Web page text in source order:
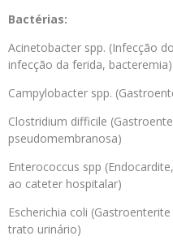
Bactérias:
Acinetobacter spp. (Infecção
infecção da ferida, bacteremia)
Campylobacter spp.
Clostridium difficile
pseudomembranosa)
Enterococcus spp
ao cateter hospitalar)
Escherichia coli
trato urinário)